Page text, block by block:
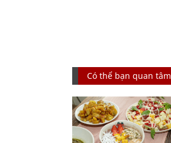
Có thể bạn quan tâm